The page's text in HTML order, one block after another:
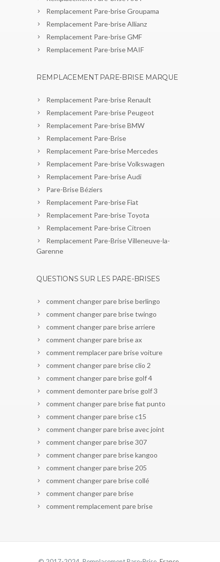
Remplacement Pare-brise Groupama
Remplacement Pare-brise Allianz
Remplacement Pare-brise GMF
Remplacement Pare-brise MAIF
REMPLACEMENT PARE-BRISE MARQUE
Remplacement Pare-brise Renault
Remplacement Pare-brise Peugeot
Remplacement Pare-brise BMW
Remplacement Pare-Brise
Remplacement Pare-brise Mercedes
Remplacement Pare-brise Volkswagen
Remplacement Pare-brise Audi
Pare-Brise Béziers
Remplacement Pare-brise Fiat
Remplacement Pare-brise Toyota
Remplacement Pare-brise Citroen
Remplacement Pare-Brise Villeneuve-la-
Garenne
QUESTIONS SUR LES PARE-BRISES
comment changer pare brise berlingo
comment changer pare brise twingo
comment changer pare brise arriere
comment changer pare brise ax
comment remplacer pare brise voiture
comment changer pare brise clio 2
comment changer pare brise golf 4
comment demonter pare brise golf 3
comment changer pare brise fiat punto
comment changer pare brise c15
comment changer pare brise avec joint
comment changer pare brise 307
comment changer pare brise kangoo
comment changer pare brise 205
comment changer pare brise collé
comment changer pare brise
comment remplacement pare brise